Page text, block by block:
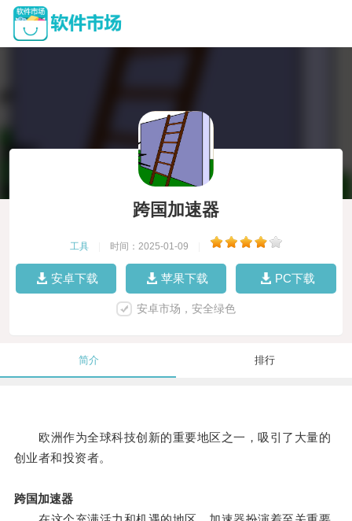
跨国加速器
工具 时间：2025-01-09
安卓下载 苹果下载 PC下载
安卓市场，安全绿色
简介 排行
欧洲作为全球科技创新的重要地区之一，吸引了大量的
创业者和投资者。
跨国加速器